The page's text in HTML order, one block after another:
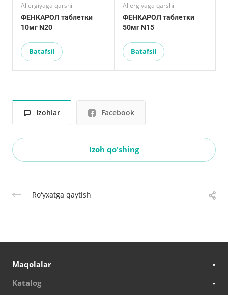
Allergiyaga qarshi
ФЕНКАРОЛ таблетки
10мг N20
Batafsil
Allergiyaga qarshi
ФЕНКАРОЛ таблетки
50мг N15
Batafsil
Izohlar Facebook
Izoh qo'shing
Roʻyxatga qaytish
Maqolalar
Katalog